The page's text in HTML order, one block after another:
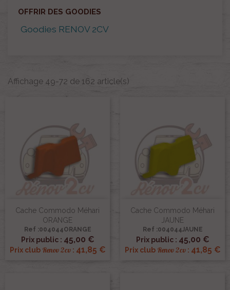
OFFRIR DES GOODIES
Goodies RENOV 2CV
Affichage 49-72 de 162 article(s)
Cache Commodo Méhari
ORANGE
Ref :004044ORANGE
Prix public : 45,00 €
Prix club Renov 2cv: 41,85 €
Cache Commodo Méhari
JAUNE
Ref :004044JAUNE
Prix public : 45,00 €
Prix club Renov 2cv: 41,85 €